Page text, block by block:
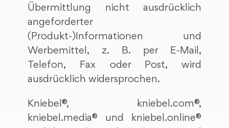
Übermittlung nicht ausdrücklich
angeforderter
(Produkt-)Informationen und
Werbemittel, z. B. per E-Mail,
Telefon, Fax oder Post, wird
ausdrücklich widersprochen.
Kniebel®, kniebel.com®,
kniebel.media® und kniebel.online®